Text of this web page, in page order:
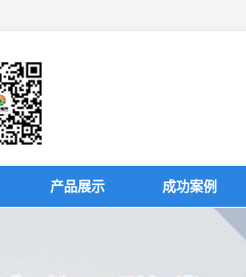
产品展示 成功案例